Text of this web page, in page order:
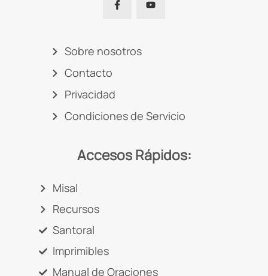
Sobre nosotros
Contacto
Privacidad
Condiciones de Servicio
Accesos Rápidos:
Misal
Recursos
Santoral
Imprimibles
Manual de Oraciones